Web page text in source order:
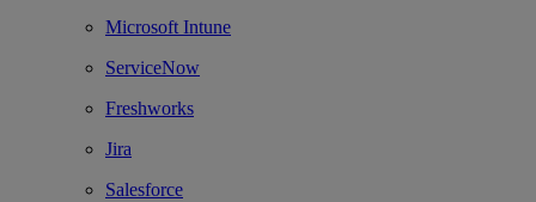
Microsoft Intune
ServiceNow
Freshworks
Jira
Salesforce